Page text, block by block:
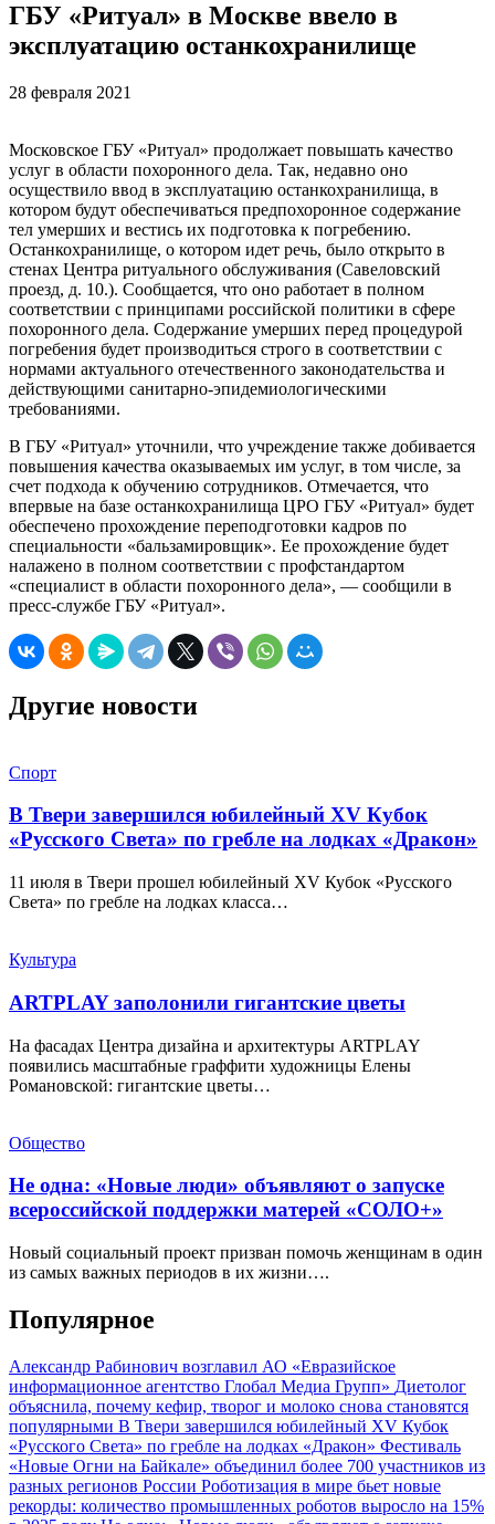
ГБУ «Ритуал» в Москве ввело в
эксплуатацию останкохранилище
28 февраля 2021
Московское ГБУ «Ритуал» продолжает повышать качество
услуг в области похоронного дела. Так, недавно оно
осуществило ввод в эксплуатацию останкохранилища, в
котором будут обеспечиваться предпохоронное содержание
тел умерших и вестись их подготовка к погребению.
Останкохранилище, о котором идет речь, было открыто в
стенах Центра ритуального обслуживания (Савеловский
проезд, д. 10.). Сообщается, что оно работает в полном
соответствии с принципами российской политики в сфере
похоронного дела. Содержание умерших перед процедурой
погребения будет производиться строго в соответствии с
нормами актуального отечественного законодательства и
действующими санитарно-эпидемиологическими
требованиями.
В ГБУ «Ритуал» уточнили, что учреждение также добивается
повышения качества оказываемых им услуг, в том числе, за
счет подхода к обучению сотрудников. Отмечается, что
впервые на базе останкохранилища ЦРО ГБУ «Ритуал» будет
обеспечено прохождение переподготовки кадров по
специальности «бальзамировщик». Ее прохождение будет
налажено в полном соответствии с профстандартом
«специалист в области похоронного дела», — сообщили в
пресс-службе ГБУ «Ритуал».
Другие новости
Спорт
В Твери завершился юбилейный XV Кубок
«Русского Света» по гребле на лодках «Дракон»
11 июля в Твери прошел юбилейный XV Кубок «Русского
Света» по гребле на лодках класса…
Культура
ARTPLAY заполонили гигантские цветы
На фасадах Центра дизайна и архитектуры ARTPLAY
появились масштабные граффити художницы Елены
Романовской: гигантские цветы…
Общество
Не одна: «Новые люди» объявляют о запуске
всероссийской поддержки матерей «СОЛО+»
Новый социальный проект призван помочь женщинам в один
из самых важных периодов в их жизни….
Популярное
Александр Рабинович возглавил АО «Евразийское
информационное агентство Глобал Медиа Групп» Диетолог
объяснила, почему кефир, творог и молоко снова становятся
популярными В Твери завершился юбилейный XV Кубок
«Русского Света» по гребле на лодках «Дракон» Фестиваль
«Новые Огни на Байкале» объединил более 700 участников из
разных регионов России Роботизация в мире бьет новые
рекорды: количество промышленных роботов выросло на 15%